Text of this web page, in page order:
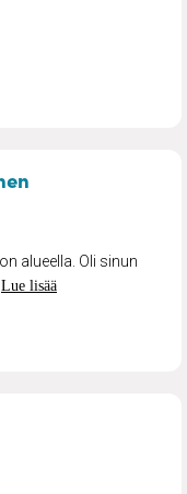
alueella. Oli sinun
Lue lisää